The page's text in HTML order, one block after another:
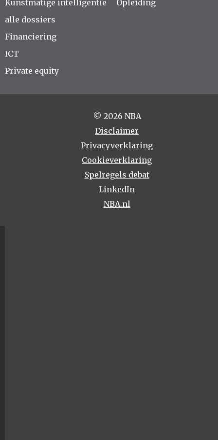
Kunstmatige intelligentie
alle dossiers
Opleiding
Financiering
ICT
Private equity
© 2026 NBA
Disclaimer
Privacyverklaring
Cookieverklaring
Spelregels debat
LinkedIn
NBA.nl